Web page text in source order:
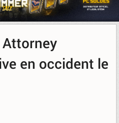
Attorney
en occident le